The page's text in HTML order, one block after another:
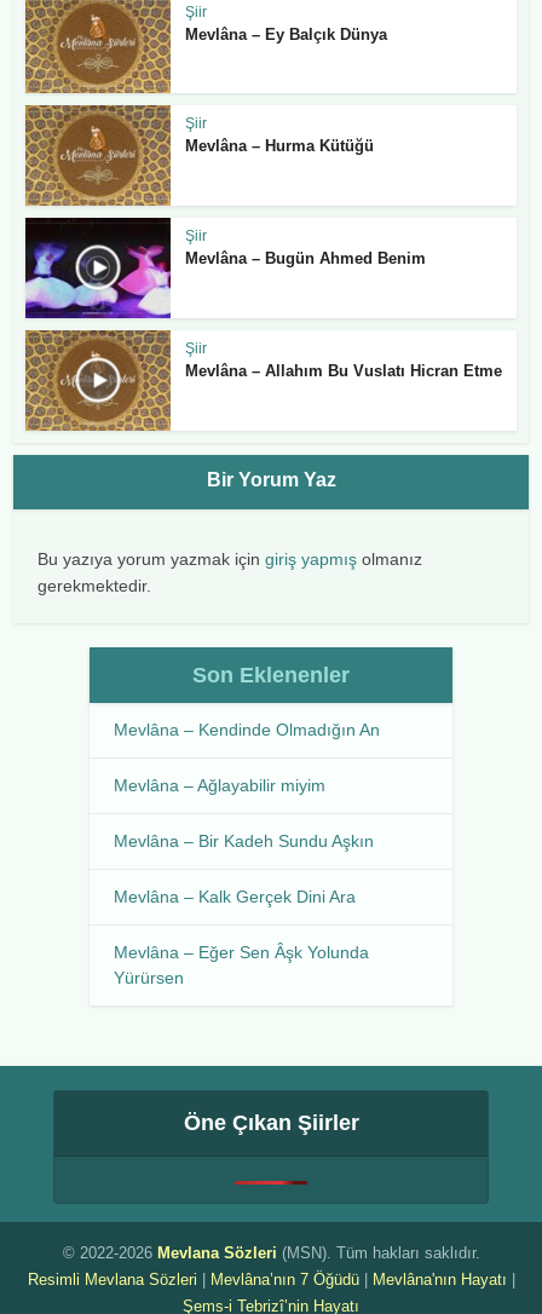
Şiir
Mevlâna – Ey Balçık Dünya
Şiir
Mevlâna – Hurma Kütüğü
Şiir
Mevlâna – Bugün Ahmed Benim
Şiir
Mevlâna – Allahım Bu Vuslatı Hicran Etme
Bir Yorum Yaz
Bu yazıya yorum yazmak içingiriş yapmış olmanız
gerekmektedir.
Son Eklenenler
Mevlâna – Kendinde Olmadığın An
Mevlâna – Ağlayabilir miyim
Mevlâna – Bir Kadeh Sundu Aşkın
Mevlâna – Kalk Gerçek Dini Ara
Mevlâna – Eğer Sen Âşk Yolunda
Yürürsen
Öne Çıkan Şiirler
© 2022-2026 Mevlana Sözleri (MSN). Tüm hakları saklıdır.
Resimli Mevlana Sözleri | Mevlâna’nın 7 Öğüdü| Mevlâna'nın Hayatı |
Şems-i Tebrizî’nin Hayatı